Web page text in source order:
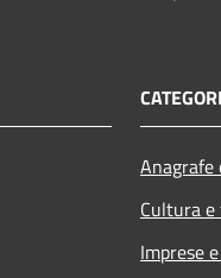
Cultura
Imprese